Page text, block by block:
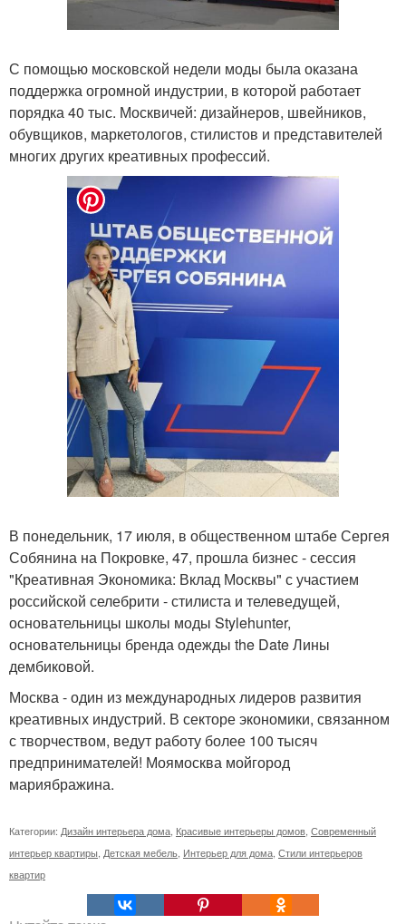
С помощью московской недели моды была оказана
поддержка огромной индустрии, в которой работает
порядка 40 тыс. Москвичей: дизайнеров, швейников,
обувщиков, маркетологов, стилистов и представителей
многих других креативных профессий.
В понедельник, 17 июля, в общественном штабе Сергея
Собянина на Покровке, 47, прошла бизнес - сессия
"Креативная Экономика: Вклад Москвы" с участием
российской селебрити - стилиста и телеведущей,
основательницы школы моды Stylehunter,
основательницы бренда одежды the Date Лины
дембиковой.
Москва - один из международных лидеров развития
креативных индустрий. В секторе экономики, связанном
с творчеством, ведут работу более 100 тысяч
предпринимателей! Моямосква мойгород
мариябражина.
Категории: Дизайн интерьера дома Красивые интерьеры домов Современный
интерьер квартиры Детская мебель Интерьер для дома Стили интерьеров
квартир